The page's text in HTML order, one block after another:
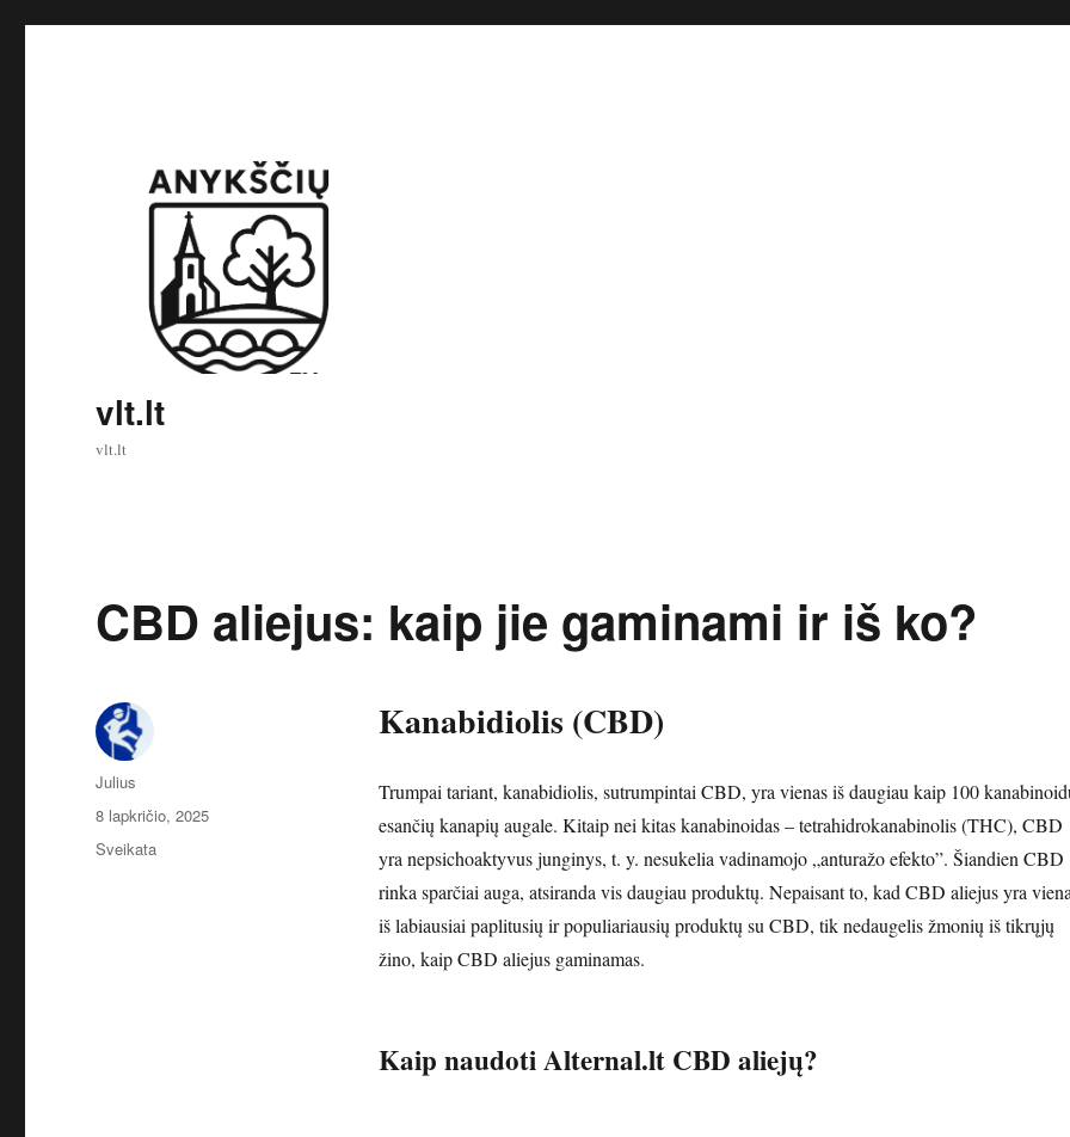
vlt.lt
vlt.lt
CBD aliejus: kaip jie gaminami ir iš ko?
Kanabidiolis (CBD)
Trumpai tariant, kanabidiolis, sutrumpintai CBD, yra vienas iš daugiau kaip 100
esančių kanapių augale. Kitaip nei kitas kanabinoidas – tetrahidrokanabinolis (THC), CBD
yra nepsichoaktyvus junginys, t. y. nesukelia vadinamojo „anturažo efekto”. Šiandien CBD
rinka sparčiai auga, atsiranda vis daugiau produktų. Nepaisant to, kad CBD aliejus yra
iš labiausiai paplitusių ir populiariausių produktų su CBD, tik nedaugelis žmonių iš tikrųjų
žino, kaip CBD aliejus gaminamas.
Kaip naudoti Alternal.lt CBD aliejų?
Autorius
Julius
Paskelbta
8 lapkričio, 2025
Kategorijos
Sveikata